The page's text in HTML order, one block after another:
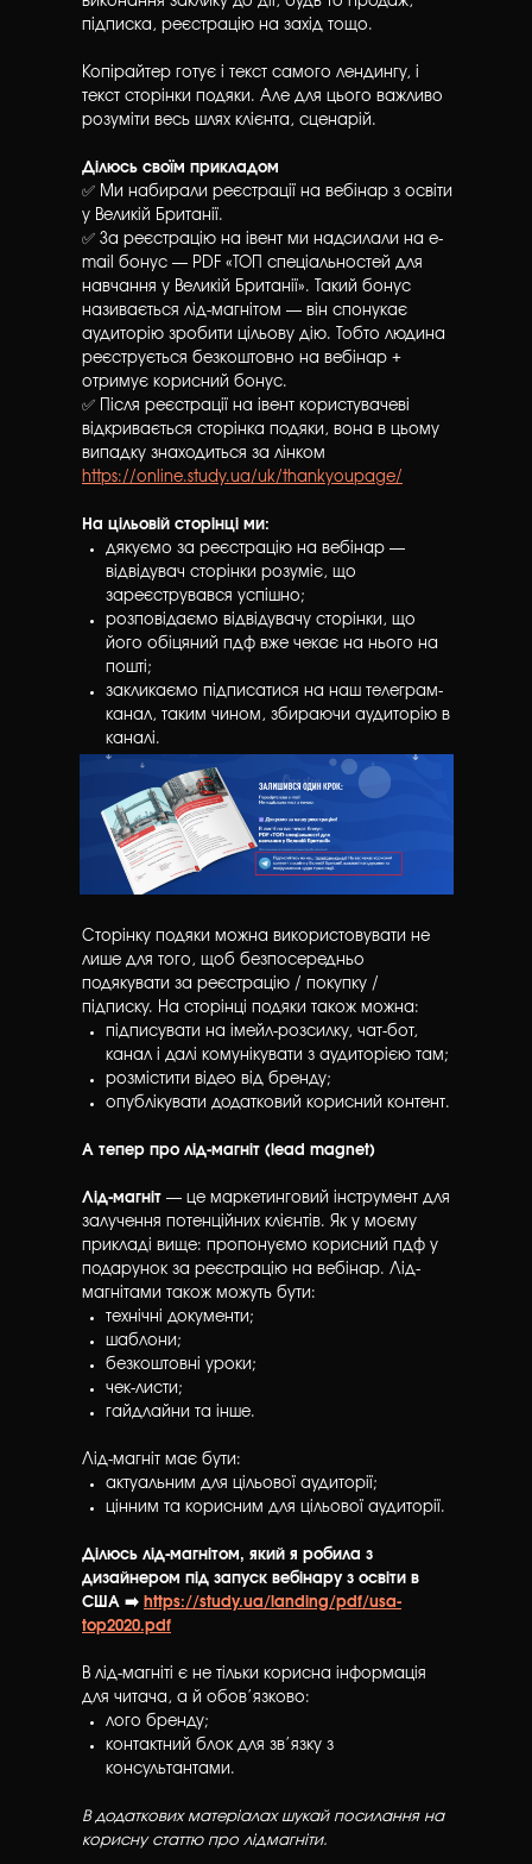
Сторінку подяки можна використовувати не
лише для того, щоб безпосередньо
подякувати за реєстрацію / покупку /
підписку. На сторінці подяки також можна:
підписувати на імейл-розсилку, чат-бот,
канал і далі комунікувати з аудиторією там;
розмістити відео від бренду;
опублікувати додатковий корисний контент.
А тепер про лід-магніт (lead magnet)
Лід-магніт — це маркетинговий інструмент для
залучення потенційних клієнтів. Як у моєму
прикладі вище: пропонуємо корисний пдф у
подарунок за реєстрацію на вебінар. Лід-
магнітами також можуть бути:
технічні документи;
шаблони;
безкоштовні уроки;
чек-листи;
гайдлайни та інше.
Лід-магніт має бути:
актуальним для цільової аудиторії;
цінним та корисним для цільової аудиторії.
Ділюсь лід-магнітом, який я робила з
дизайнером під запуск вебінару з освіти в
США ➡️ https://study.ua/landing/pdf/usa-
top2020.pdf
В лід-магніті є не тільки корисна інформація
для читача, а й обов’язково:
лого бренду;
контактний блок для зв’язку з
консультантами.
В додаткових матеріалах шукай посилання на
корисну статтю про лідмагніти.
підписка, реєстрацію на захід тощо.
Копірайтер готує і текст самого лендингу, і
текст сторінки подяки. Але для цього важливо
розуміти весь шлях клієнта, сценарій.
Ділюсь своїм прикладом
✅ Ми набирали реєстрації на вебінар з освіти
у Великій Британії.
✅ За реєстрацію на івент ми надсилали на e-
mail бонус — PDF «ТОП спеціальностей для
навчання у Великій Британії»‎. Такий бонус
називається лід-магнітом — він спонукає
аудиторію зробити цільову дію. Тобто людина
реєструється безкоштовно на вебінар +
отримує корисний бонус.
✅ Після реєстрації на івент користувачеві
відкривається сторінка подяки, вона в цьому
випадку знаходиться за лінком
https://online.study.ua/uk/thankyoupage/
На цільовій сторінці ми:
дякуємо за реєстрацію на вебінар —
відвідувач сторінки розуміє, що
зареєструвався успішно;
розповідаємо відвідувачу сторінки, що
його обіцяний пдф вже чекає на нього на
пошті;
закликаємо підписатися на наш телеграм-
канал, таким чином, збираючи аудиторію в
каналі.